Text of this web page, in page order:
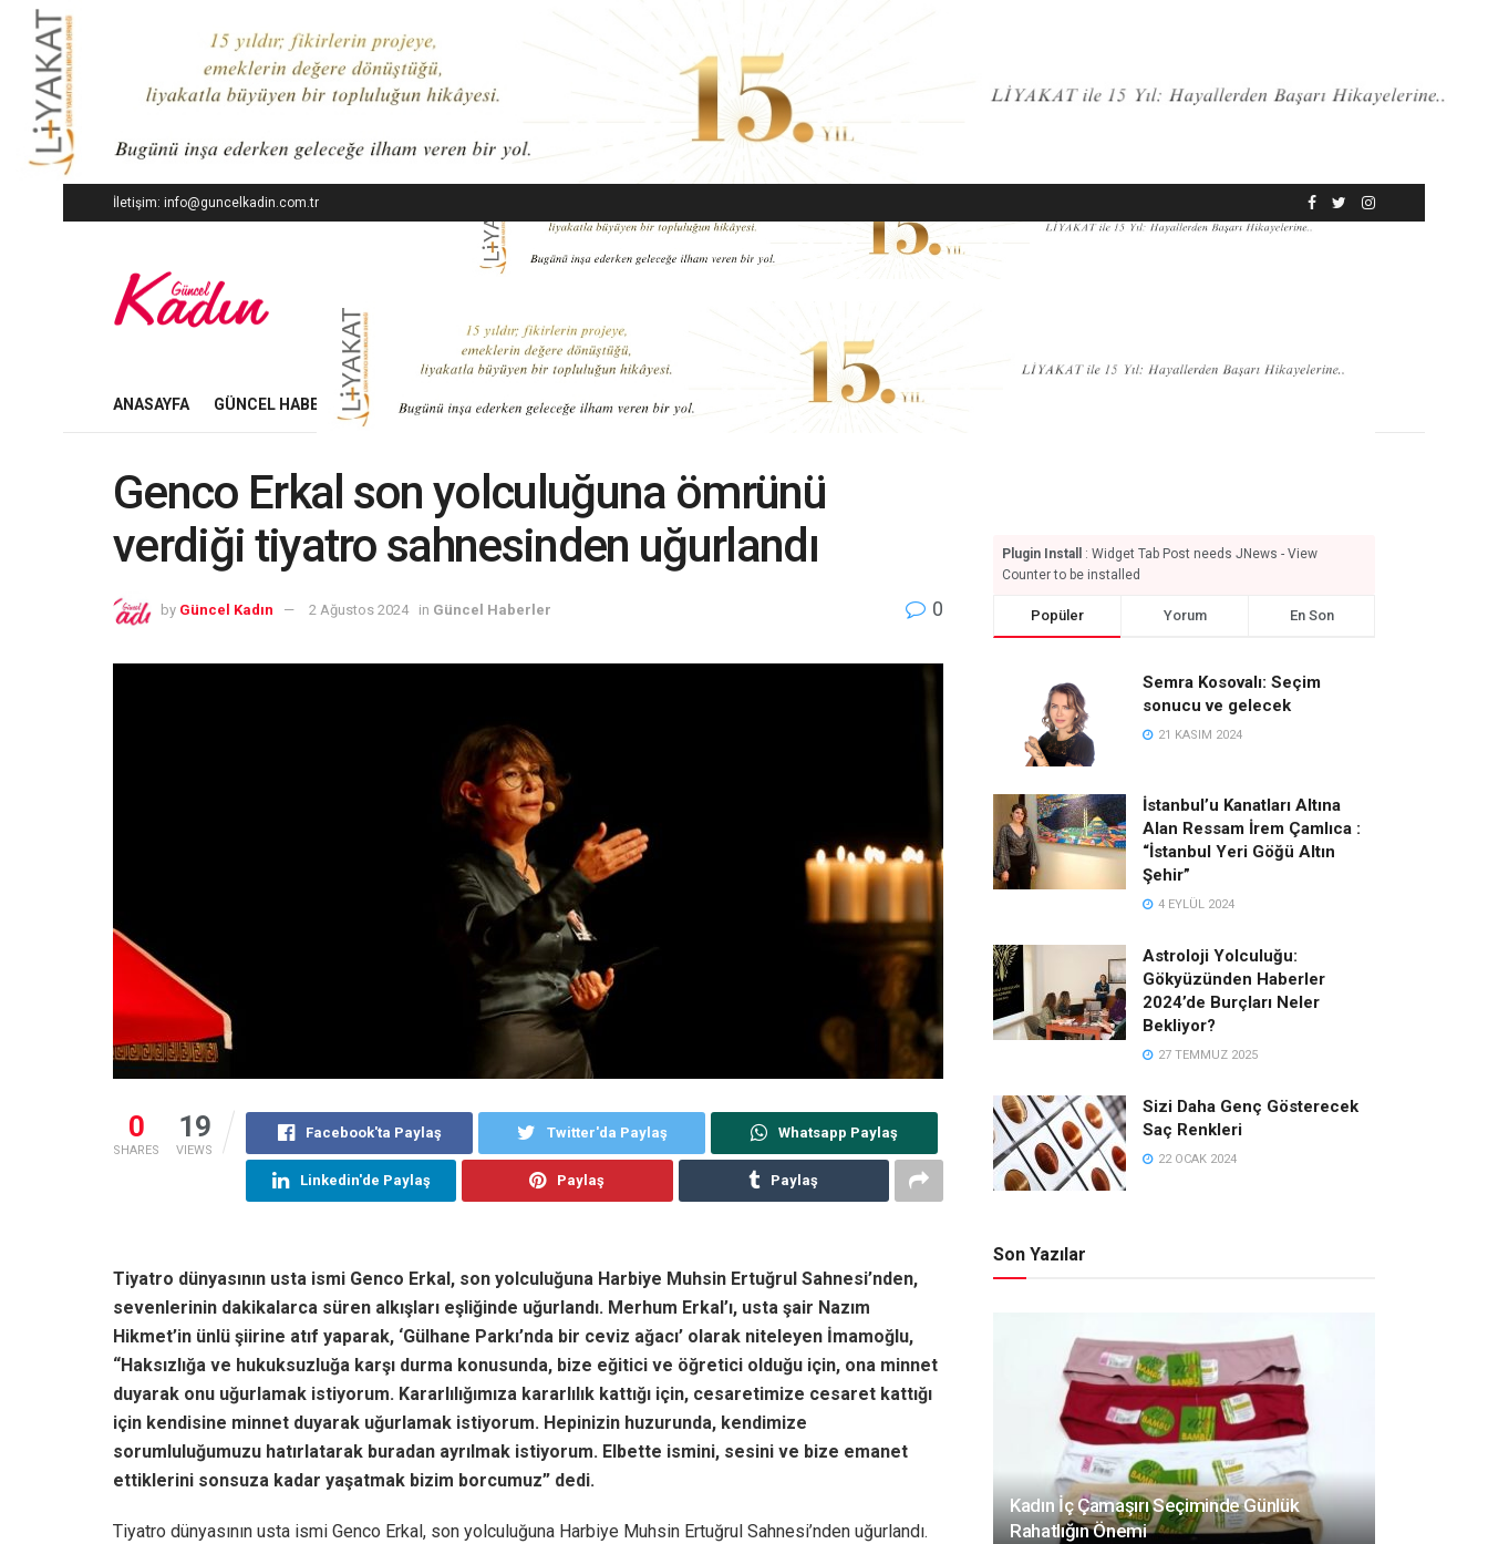
İletişim: info@guncelkadin.com.tr
ANASAYFA GÜNCEL HABERLER İŞ DÜNYASI EKONOMI MODA GÜZELLIK YAŞAM SANAT
Genco Erkal son yolculuğuna ömrünü
verdiği tiyatro sahnesinden uğurlandı
by Güncel Kadın 2 Ağustos 2024 in Güncel Haberler 0
0
SHARES
19
VIEWS
Facebook'ta Paylaş Twitter'da Paylaş Whatsapp Paylaş
Linkedin'de Paylaş Paylaş Paylaş
Tiyatro dünyasının usta ismi Genco Erkal, son yolculuğuna Harbiye Muhsin Ertuğrul Sahnesi’nden,
sevenlerinin dakikalarca süren alkışları eşliğinde uğurlandı. Merhum Erkal’ı, usta şair Nazım
Hikmet’in ünlü şiirine atıf yaparak, ‘Gülhane Parkı’nda bir ceviz ağacı’ olarak niteleyen İmamoğlu,
“Haksızlığa ve hukuksuzluğa karşı durma konusunda, bize eğitici ve öğretici olduğu için, ona minnet
duyarak onu uğurlamak istiyorum. Kararlılığımıza kararlılık kattığı için, cesaretimize cesaret kattığı
için kendisine minnet duyarak uğurlamak istiyorum. Hepinizin huzurunda, kendimize
sorumluluğumuzu hatırlatarak buradan ayrılmak istiyorum. Elbette ismini, sesini ve bize emanet
ettiklerini sonsuza kadar yaşatmak bizim borcumuz” dedi.
Tiyatro dünyasının usta ismi Genco Erkal, son yolculuğuna Harbiye Muhsin Ertuğrul Sahnesi’nden uğurlandı.
Plugin Install
: Widget Tab Post needs JNews - View
Counter to be installed
Popüler Yorum En Son
Semra Kosovalı: Seçim
sonucu ve gelecek
21 KASIM 2024
İstanbul’u Kanatları Altına
Alan Ressam İrem Çamlıca :
“İstanbul Yeri Göğü Altın
Şehir”
4 EYLÜL 2024
Astroloji Yolculuğu:
Gökyüzünden Haberler
2024’de Burçları Neler
Bekliyor?
27 TEMMUZ 2025
Sizi Daha Genç Gösterecek
Saç Renkleri
22 OCAK 2024
Son Yazılar
Kadın İç Çamaşırı Seçiminde Günlük
Rahatlığın Önemi